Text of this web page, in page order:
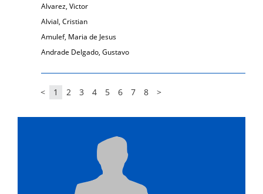
Alvarez, Victor
Alvial, Cristian
Amulef, Maria de Jesus
Andrade Delgado, Gustavo
< 1 2 3 4 5 6 7 8 >